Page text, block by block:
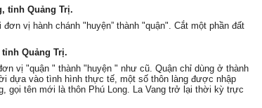
tỉnh Quảng Trị.
vị hành chánh "huyện” thành "quận". Cắt một phần đất
Quảng Trị.
vị "quận " thành "huyện " như cũ. Quận chỉ dùng ở thành
dựa vào tình hình thực tế, một số thôn làng được nhập
gọi tên mới là thôn Phú Long. La Vang trở lại thời kỳ trực